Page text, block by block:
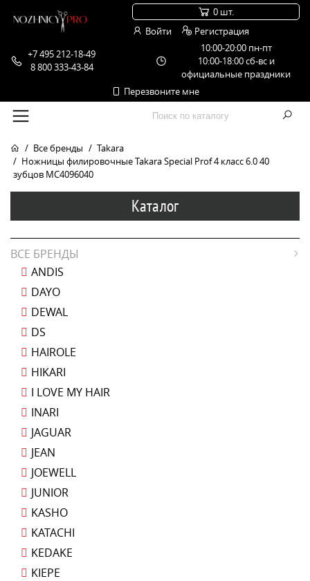
+7 495 212-18-49
8 800 333-43-84
10:00-20:00 пн-пт
10:00-18:00 сб-вс и
официальные праздники
Перезвоните мне
0 шт.
Войти
Регистрация
Все бренды
Takara
Ножницы филировочные Takara Special Prof 4 класс 6.0 40
зубцов MC4096040
Каталог
ВСЕ БРЕНДЫ
ANDIS
DAYO
DEWAL
DS
HAIROLE
HIKARI
I LOVE MY HAIR
INARI
JAGUAR
JEAN
JOEWELL
JUNIOR
KASHO
KATACHI
KEDAKE
KIEPE